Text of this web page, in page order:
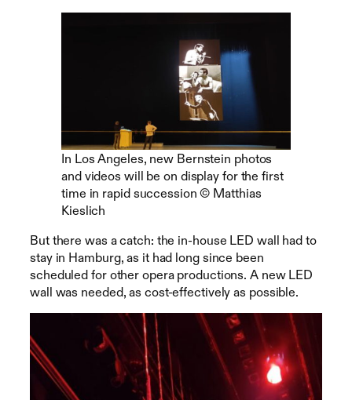
In Los Angeles, new Bernstein photos
and videos will be on display for the first
time in rapid succession © Matthias
Kieslich
But there was a catch: the in-house LED wall had to
stay in Hamburg, as it had long since been
scheduled for other opera productions. A new LED
wall was needed, as cost-effectively as possible.